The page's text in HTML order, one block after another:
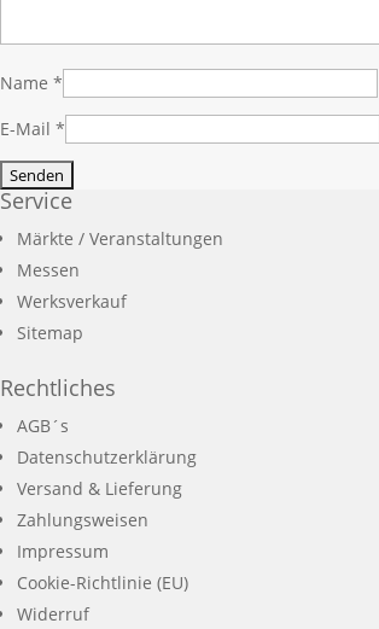
Name *
E-Mail *
Service
Märkte / Veranstaltungen
Messen
Werksverkauf
Sitemap
Rechtliches
AGB´s
Datenschutzerklärung
Versand & Lieferung
Zahlungsweisen
Impressum
Cookie-Richtlinie (EU)
Widerruf